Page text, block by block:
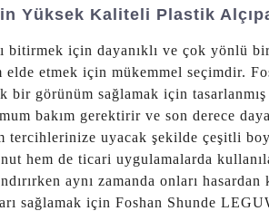
Yüksek Kaliteli Plastik
bitirmek için dayanıklı ve çok yönlü
etmek için mükemmel seçimdir.
bir görünüm sağlamak için
bakım gerektirir ve son derece
tercihlerinize uyacak şekilde çeşitli
hem de ticari uygulamalarda
aynı zamanda onları
sağlamak için Foshan Shunde